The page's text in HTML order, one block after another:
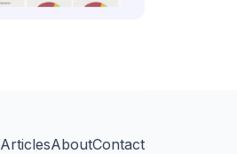
ArticlesAboutContact